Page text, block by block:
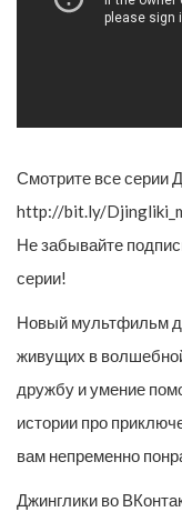
Смотрите все серии
http://bit.ly/
Не забывайте
серии!
Новый мультфильм
живущих в
дружбу и умение
истории про
вам непременно
Джинглики во